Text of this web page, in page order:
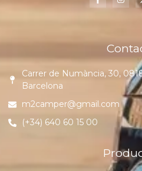
Carrer de Numància, 30,
Barcelona
m2camper@gmail.com
(+34) 640 60 15 00